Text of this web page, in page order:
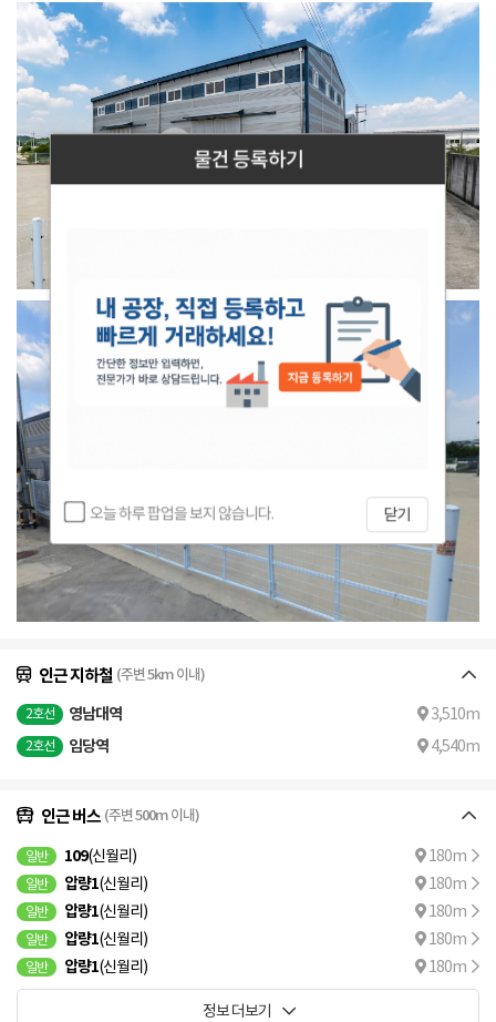
인근 지하철 (주변 5km 이내)
2호선 영남대역 3,510m
2호선 임당역 4,540m
인근 버스 (주변 500m 이내)
일반 109(신월리) 180m
일반 압량1(신월리) 180m
일반 압량1(신월리) 180m
일반 압량1(신월리) 180m
일반 압량1(신월리) 180m
정보 더보기
물건 등록하기
오늘 하루 팝업을 보지 않습니다. 닫기